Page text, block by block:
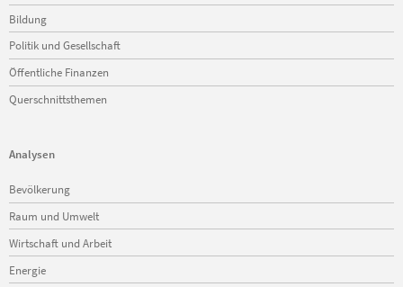
Bildung
Politik und Gesellschaft
Öffentliche Finanzen
Querschnittsthemen
Analysen
Navigation
überspringen
Bevölkerung
Raum und Umwelt
Wirtschaft und Arbeit
Energie